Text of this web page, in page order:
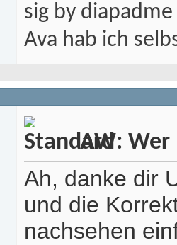
sig by
Ava hab ich
AW: Wer
Ah, danke dir
und die
nachsehen